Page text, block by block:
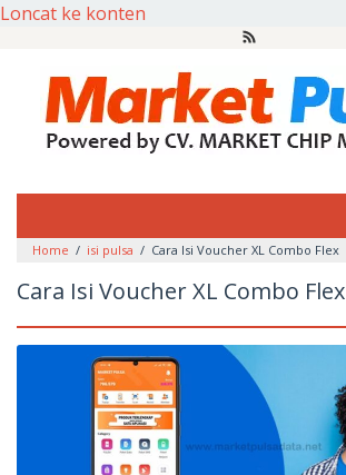
Loncat ke konten
Home / isi pulsa / Cara Isi Voucher XL Combo Flex
Cara Isi Voucher XL Combo Flex